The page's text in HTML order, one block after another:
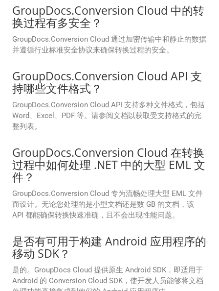
GroupDocs.Conversion Cloud 中的转
换过程有多安全？
GroupDocs.Conversion Cloud 通过加密传输中和静止的数据
并遵循行业标准安全协议来确保转换过程的安全。
GroupDocs.Conversion Cloud API 支
持哪些文件格式？
GroupDocs.Conversion Cloud API 支持多种文件格式，包括
Word、Excel、PDF 等。请参阅文档以获取受支持格式的完
整列表。
GroupDocs.Conversion Cloud 在转换
过程中如何处理 .NET 中的大型 EML 文
件？
GroupDocs.Conversion Cloud 专为流畅处理大型 EML 文件
而设计。无论您处理的是小型文档还是数 GB 的文档，该
API 都能确保转换快速准确，且不会出现性能问题。
是否有可用于构建 Android 应用程序的
移动 SDK？
是的。GroupDocs Cloud 提供原生 Android SDK，即适用于
Android 的 Conversion Cloud SDK，使开发人员能够将文档